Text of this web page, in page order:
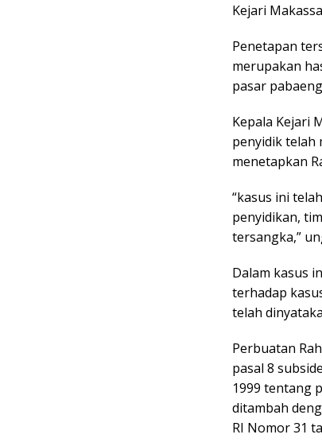
Kejari
Penetapan
merupakan
pasar
Kepala Kejari
penyidik telah
menetapkan
“kasus ini
penyidikan,
tersangka,”
Dalam kasus
terhadap
telah
Perbuatan
pasal 8
1999 tentang
ditambah
RI Nomor 31